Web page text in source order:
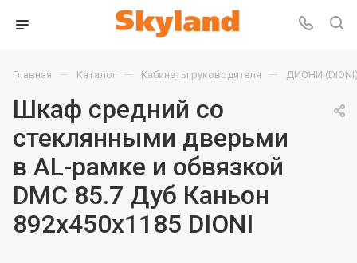
Главная — Каталог — Кабинеты руководителя — ДИОНИ
Шкаф средний со
стеклянными дверьми
в AL-рамке и обвязкой
DMC 85.7 Дуб Каньон
892х450х1185 DIONI